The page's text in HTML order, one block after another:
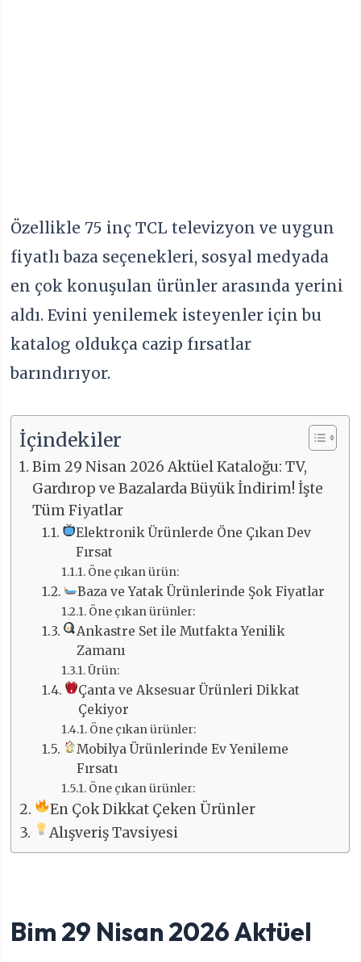
Özellikle 75 inç TCL televizyon ve uygun
fiyatlı baza seçenekleri, sosyal medyada
en çok konuşulan ürünler arasında yerini
aldı. Evini yenilemek isteyenler için bu
katalog oldukça cazip fırsatlar
barındırıyor.
İçindekiler
Bim 29 Nisan 2026 Aktüel Kataloğu: TV,
Gardırop ve Bazalarda Büyük İndirim! İşte
Tüm Fiyatlar
Elektronik Ürünlerde Öne Çıkan Dev
Fırsat
Öne çıkan ürün:
Baza ve Yatak Ürünlerinde Şok Fiyatlar
Öne çıkan ürünler:
Ankastre Set ile Mutfakta Yenilik
Zamanı
Ürün:
Çanta ve Aksesuar Ürünleri Dikkat
Çekiyor
Öne çıkan ürünler:
Mobilya Ürünlerinde Ev Yenileme
Fırsatı
Öne çıkan ürünler:
En Çok Dikkat Çeken Ürünler
Alışveriş Tavsiyesi
Bim 29 Nisan 2026 Aktüel